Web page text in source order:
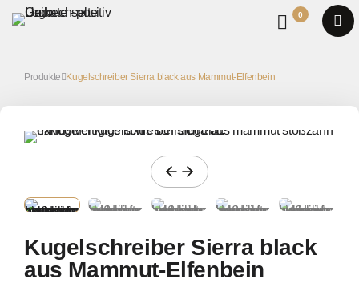
0
Produkte Kugelschreiber Sierra black aus Mammut-Elfenbein
Kugelschreiber Sierra black
aus Mammut-Elfenbein